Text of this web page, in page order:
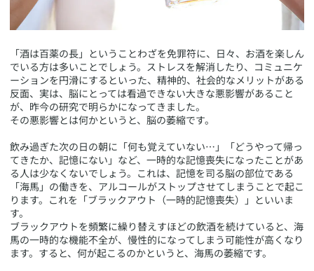
​「酒は百薬の長」ということわざを免罪符に、日々、お酒を楽しん
でいる方は多いことでしょう。ストレスを解消したり、コミュニケ
ーションを円滑にするといった、精神的、社会的なメリットがある
反面、実は、脳にとっては看過できない大きな悪影響があること
が、昨今の研究で明らかになってきました。
その悪影響とは何かというと、脳の萎縮です。
飲み過ぎた次の日の朝に「何も覚えていない…」「どうやって帰っ
てきたか、記憶にない」など、一時的な記憶喪失になったことがあ
る人は少なくないでしょう。これは、記憶を司る脳の部位である
「海馬」の働きを、アルコールがストップさせてしまうことで起こ
ります。これを「ブラックアウト（一時的記憶喪失）」といいま
す。
ブラックアウトを頻繁に繰り替えすほどの飲酒を続けていると、海
馬の一時的な機能不全が、慢性的になってしまう可能性が高くなり
ます。すると、何が起こるのかというと、海馬の萎縮です。